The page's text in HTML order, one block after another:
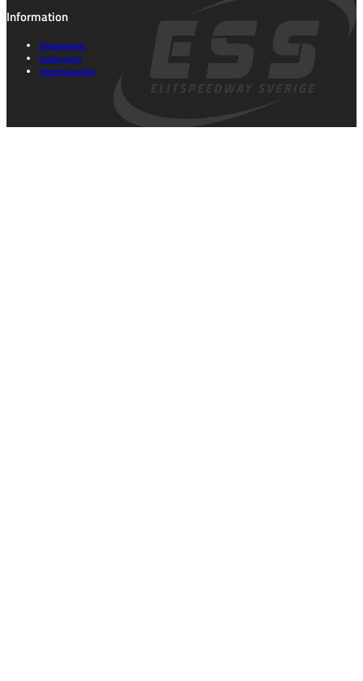
Information
Tillgänglighet
Cookie policy
Integritetspolicy